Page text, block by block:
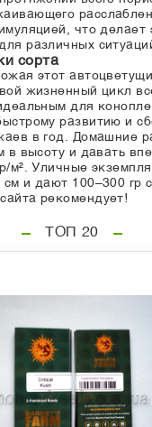
что делает
различных
сорта
этот
жизненный цикл
для
развитию и
в год. Домашние
в высоту и давать
м². Уличные
и дают 100–300 гр
рекомендует!
ТОП 20